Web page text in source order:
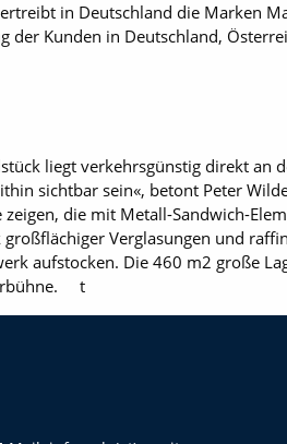
in Deutschland die Marken
der Kunden in Deutschland,
liegt verkehrsgünstig direkt an
sichtbar sein«, betont Peter
die mit Metall-Sandwich-
Verglasungen und
aufstocken. Die 460 m2 große
t